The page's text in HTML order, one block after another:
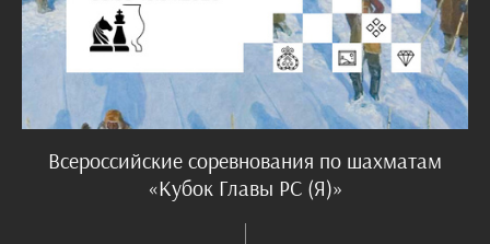
Всероссийские соревнования по шахматам
«Кубок Главы РС (Я)»